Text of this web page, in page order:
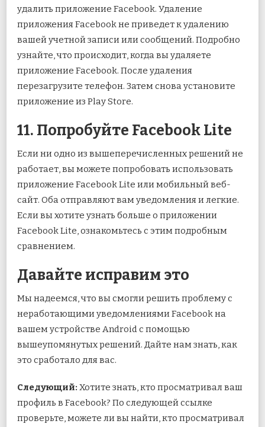
удалить приложение Facebook. Удаление
приложения Facebook не приведет к удалению
вашей учетной записи или сообщений. Подробно
узнайте, что происходит, когда вы удаляете
приложение Facebook. После удаления
перезагрузите телефон. Затем снова установите
приложение из Play Store.
11. Попробуйте Facebook Lite
Если ни одно из вышеперечисленных решений не
работает, вы можете попробовать использовать
приложение Facebook Lite или мобильный веб-
сайт. Оба отправляют вам уведомления и легкие.
Если вы хотите узнать больше о приложении
Facebook Lite, ознакомьтесь с этим подробным
сравнением.
Давайте исправим это
Мы надеемся, что вы смогли решить проблему с
неработающими уведомлениями Facebook на
вашем устройстве Android с помощью
вышеупомянутых решений. Дайте нам знать, как
это сработало для вас.
Следующий: Хотите знать, кто просматривал ваш
профиль в Facebook? По следующей ссылке
проверьте, можете ли вы найти, кто просматривал